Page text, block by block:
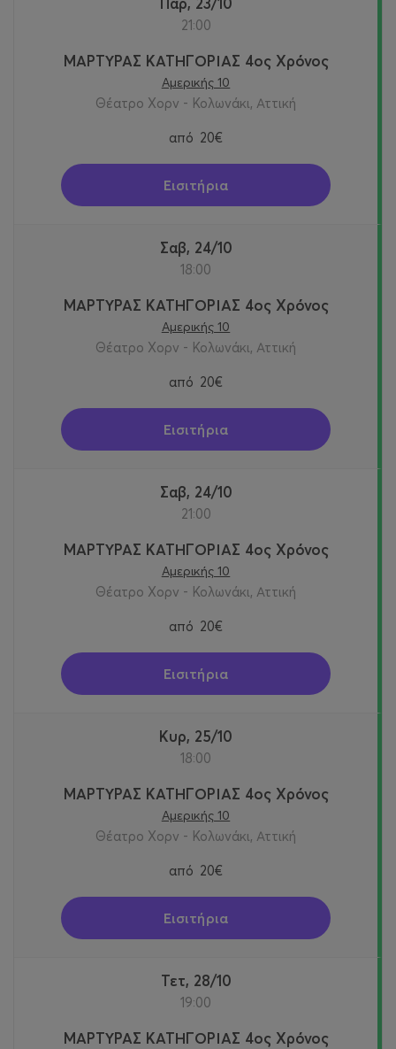
21:00
ΜΑΡΤΥΡΑΣ ΚΑΤΗΓΟΡΙΑΣ 4ος Χρόνος
Αμερικής 10
Θέατρο Χορν - Κολωνάκι, Αττική
από 20€
Εισιτήρια
Σαβ, 24/10
18:00
ΜΑΡΤΥΡΑΣ ΚΑΤΗΓΟΡΙΑΣ 4ος Χρόνος
Αμερικής 10
Θέατρο Χορν - Κολωνάκι, Αττική
από 20€
Εισιτήρια
Σαβ, 24/10
21:00
ΜΑΡΤΥΡΑΣ ΚΑΤΗΓΟΡΙΑΣ 4ος Χρόνος
Αμερικής 10
Θέατρο Χορν - Κολωνάκι, Αττική
από 20€
Εισιτήρια
Κυρ, 25/10
18:00
ΜΑΡΤΥΡΑΣ ΚΑΤΗΓΟΡΙΑΣ 4ος Χρόνος
Αμερικής 10
Θέατρο Χορν - Κολωνάκι, Αττική
από 20€
Εισιτήρια
Τετ, 28/10
19:00
ΜΑΡΤΥΡΑΣ ΚΑΤΗΓΟΡΙΑΣ 4ος Χρόνος